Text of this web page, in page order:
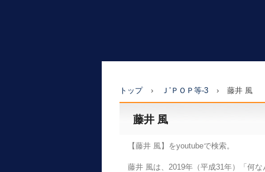
トップ › Ｊ’ＰＯＰ等-3 › 藤井 風
藤井 風
【藤井 風】をyoutubeで検索。
藤井 風は、2019年（平成31年）「何